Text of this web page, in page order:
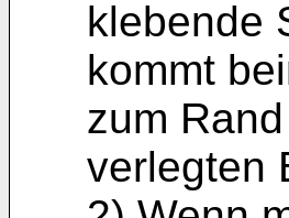
klebende
kommt
zum
verlegten